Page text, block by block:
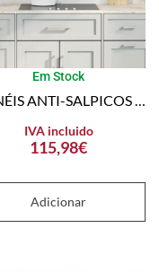
Em Stock
115,98€
IVA incluido
Adicionar